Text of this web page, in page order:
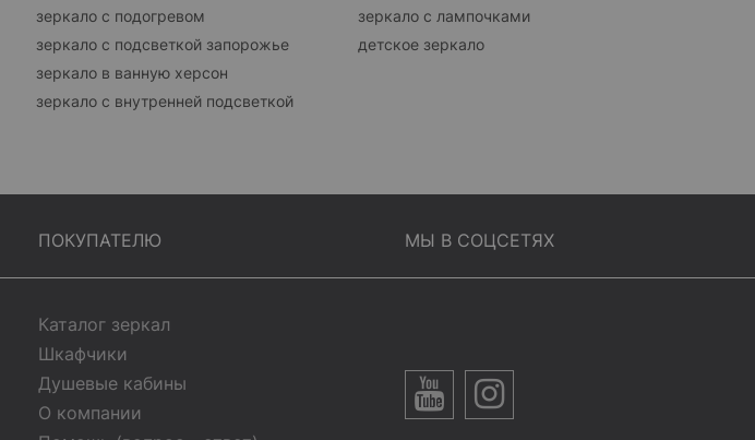
зеркало с подогревом
зеркало с подсветкой запорожье
зеркало в ванную херсон
зеркало с внутренней подсветкой
зеркало с лампочками
детское зеркало
ПОКУПАТЕЛЮ
Каталог зеркал
Шкафчики
Душевые кабины
О компании
МЫ В СОЦСЕТЯХ